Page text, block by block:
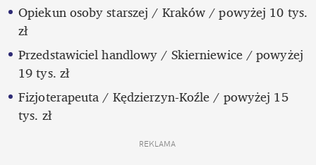
Opiekun osoby starszej / Kraków / powyżej 10 tys.
zł
Przedstawiciel handlowy / Skierniewice / powyżej
19 tys. zł
Fizjoterapeuta / Kędzierzyn-Koźle / powyżej 15
tys. zł
REKLAMA